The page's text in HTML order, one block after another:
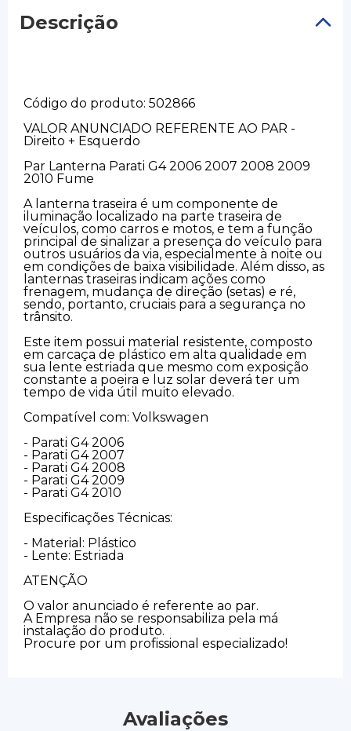
Descrição
Código do produto: 502866
VALOR ANUNCIADO REFERENTE AO PAR -
Direito + Esquerdo
Par Lanterna Parati G4 2006 2007 2008 2009
2010 Fume
A lanterna traseira é um componente de
iluminação localizado na parte traseira de
veículos, como carros e motos, e tem a função
principal de sinalizar a presença do veículo para
outros usuários da via, especialmente à noite ou
em condições de baixa visibilidade. Além disso, as
lanternas traseiras indicam ações como
frenagem, mudança de direção (setas) e ré,
sendo, portanto, cruciais para a segurança no
trânsito.
Este item possui material resistente, composto
em carcaça de plástico em alta qualidade em
sua lente estriada que mesmo com exposição
constante a poeira e luz solar deverá ter um
tempo de vida útil muito elevado.
Compatível com: Volkswagen
- Parati G4 2006
- Parati G4 2007
- Parati G4 2008
- Parati G4 2009
- Parati G4 2010
Especificações Técnicas:
- Material: Plástico
- Lente: Estriada
ATENÇÃO
O valor anunciado é referente ao par.
A Empresa não se responsabiliza pela má
instalação do produto.
Procure por um profissional especializado!
Avaliações